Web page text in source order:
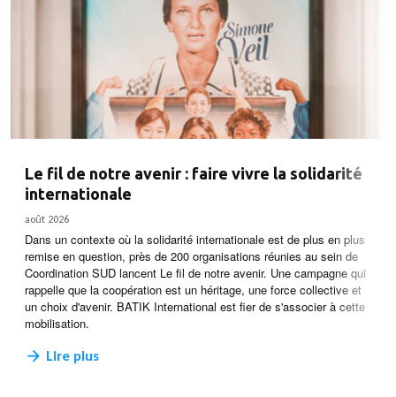
Le fil de notre avenir : faire vivre la solidarité
internationale
août 2026
Dans un contexte où la solidarité internationale est de plus en plus
remise en question, près de 200 organisations réunies au sein de
Coordination SUD lancent Le fil de notre avenir. Une campagne qui
rappelle que la coopération est un héritage, une force collective et
un choix d'avenir. BATIK International est fier de s'associer à cette
mobilisation.
Lire plus